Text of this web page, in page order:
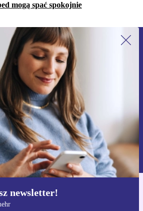
mogą spać spokojnie
newsletter!
się na nasz newsletter!
żadnej oferty.
Zarejestruj się
danych osobowych znajdują się w
aplikację refurbed
iOS i Android